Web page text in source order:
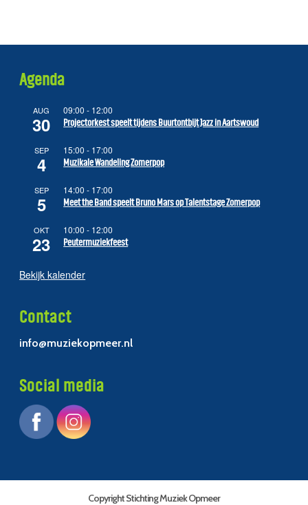
Agenda
AUG
30
09:00 - 12:00
Projectorkest speelt tijdens Buurtontbijt Jazz in Aartswoud
SEP
4
15:00 - 17:00
Muzikale Wandeling Zomerpop
SEP
5
14:00 - 17:00
Meet the Band speelt Bruno Mars op Talentstage Zomerpop
OKT
23
10:00 - 12:00
Peutermuziekfeest
Bekijk kalender
Contact
info@muziekopmeer.nl
Social media
Copyright Stichting Muziek Opmeer